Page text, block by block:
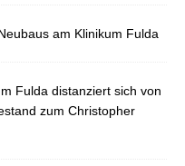
am Klinikum Fulda
Fulda distanziert sich von
zum Christopher